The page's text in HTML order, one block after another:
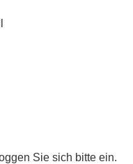
Sie sich bitte ein.